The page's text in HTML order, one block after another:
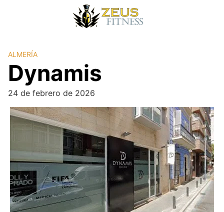
ALMERÍA
Dynamis
24 de febrero de 2026